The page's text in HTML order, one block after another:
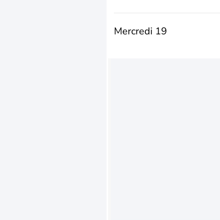
Mercredi 19